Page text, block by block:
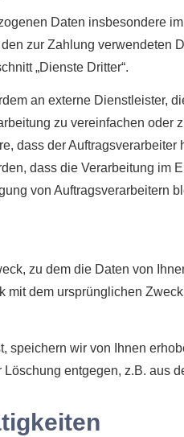
Daten insbesondere
zur Zahlung
„Dienste Dritter“.
an externe Dienstleister,
zu vereinfachen
dass der
dass die Verarbeitung im
von
zu dem die Daten von
dem ursprünglichen
speichern wir von Ihnen
entgegen, z.B. aus